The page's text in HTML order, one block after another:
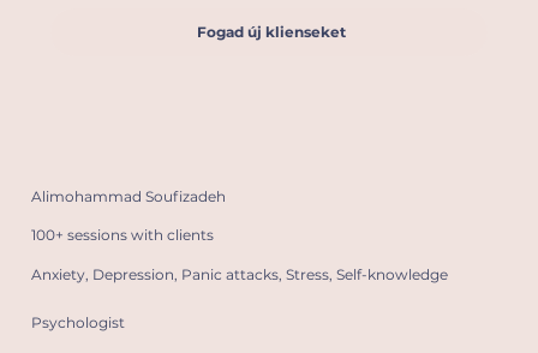
Fogad új klienseket
Alimohammad Soufizadeh
100+ sessions with clients
Anxiety, Depression, Panic attacks, Stress, Self-knowledge
Psychologist